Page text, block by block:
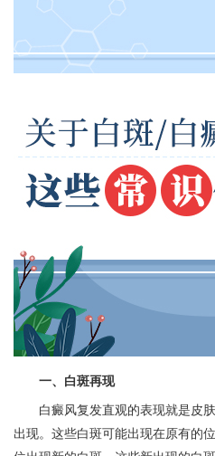
一、白斑再现
白癜风复发直观的表现就是皮肤
出现。这些白斑可能出现在原有的